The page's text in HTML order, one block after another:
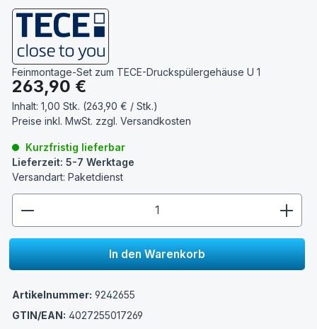
Feinmontage-Set zum TECE-Druckspülergehäuse U 1
Regulärer Preis:
263,90 €
Inhalt: 1,00 Stk. (263,90 € / Stk.)
Preise inkl. MwSt. zzgl. Versandkosten
Kurzfristig lieferbar
Lieferzeit: 5-7 Werktage
Versandart: Paketdienst
In den Warenkorb
Artikelnummer: 9242655
GTIN/EAN: 4027255017269